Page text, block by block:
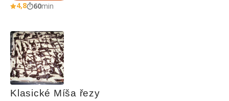
4,8 60min
Klasické Míša řezy